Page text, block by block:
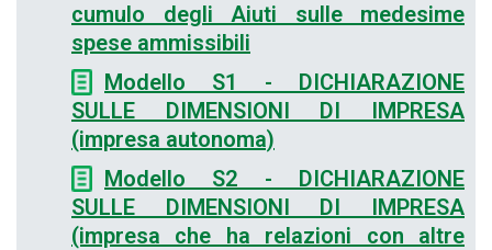
cumulo degli Aiuti sulle medesime
spese ammissibili
Modello S1 - DICHIARAZIONE
SULLE DIMENSIONI DI IMPRESA
(impresa autonoma)
Modello S2 - DICHIARAZIONE
SULLE DIMENSIONI DI IMPRESA
(impresa che ha relazioni con altre